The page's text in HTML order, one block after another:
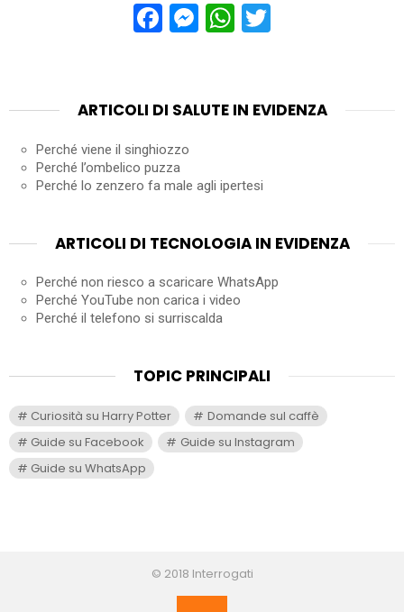
Facebook
Messenger
WhatsApp
ARTICOLI DI SALUTE IN EVIDENZA
Perché viene il singhiozzo
Perché l’ombelico puzza
Perché lo zenzero fa male agli ipertesi
ARTICOLI DI TECNOLOGIA IN EVIDENZA
Perché non riesco a scaricare WhatsApp
Perché YouTube non carica i video
Perché il telefono si surriscalda
TOPIC PRINCIPALI
Curiosità su Harry Potter
Domande sul caffè
Guide su Facebook
Guide su Instagram
Guide su WhatsApp
© 2018 Interrogati